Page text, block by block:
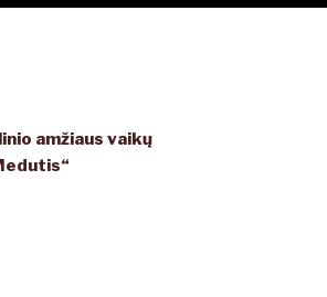
amžiaus vaikų